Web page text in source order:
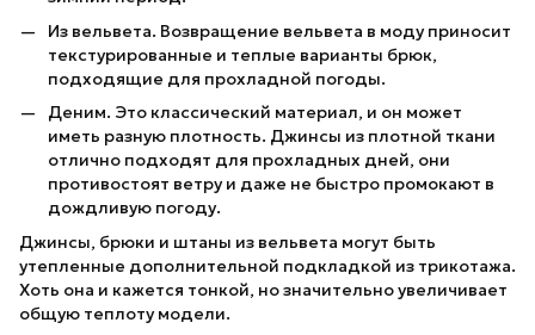
Из вельвета. Возвращение вельвета в моду приносит
текстурированные и теплые варианты брюк,
подходящие для прохладной погоды.
Деним. Это классический материал, и он может
иметь разную плотность. Джинсы из плотной ткани
отлично подходят для прохладных дней, они
противостоят ветру и даже не быстро промокают в
дождливую погоду.
Джинсы, брюки и штаны из вельвета могут быть
утепленные дополнительной подкладкой из трикотажа.
Хоть она и кажется тонкой, но значительно увеличивает
общую теплоту модели.